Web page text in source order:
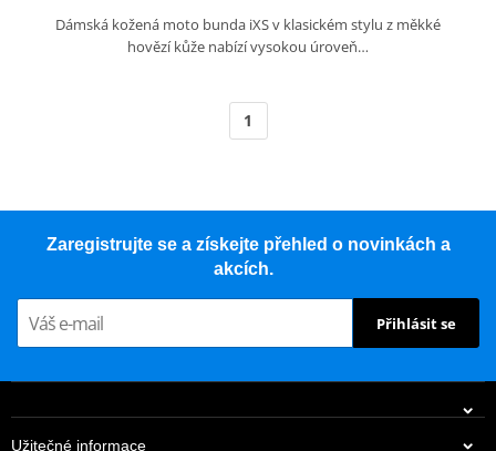
Dámská kožená moto bunda iXS v klasickém stylu z měkké
hovězí kůže nabízí vysokou úroveň…
1
Zaregistrujte se a získejte přehled o novinkách a
akcích.
Přihlásit se
Užitečné informace